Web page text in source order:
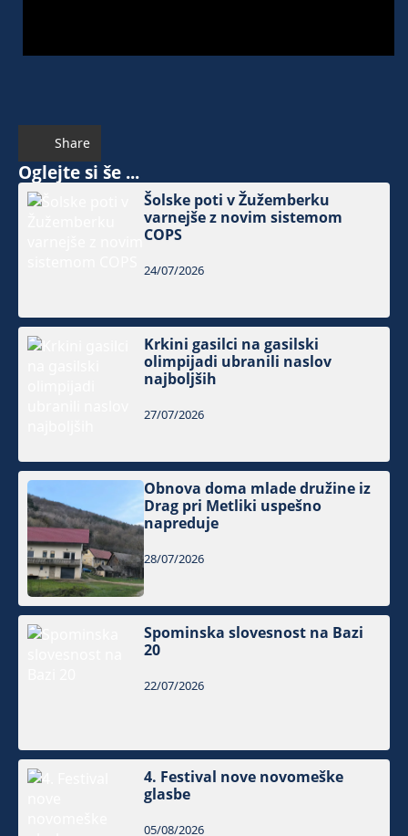
Share
Oglejte si še ...
Šolske poti v Žužemberku
varnejše z novim sistemom
COPS
24/07/2026
Krkini gasilci na gasilski
olimpijadi ubranili naslov
najboljših
27/07/2026
Obnova doma mlade družine iz
Drag pri Metliki uspešno
napreduje
28/07/2026
Spominska slovesnost na Bazi
20
22/07/2026
4. Festival nove novomeške
glasbe
05/08/2026